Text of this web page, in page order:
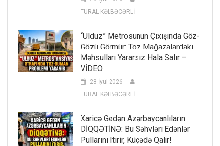
TURAL KƏLBƏCƏRLİ
“Ulduz” Metrosunun Çıxışında Göz-
Gözü Görmür: Toz Mağazalardakı
Məhsulları Yararsız Hala Salır –
VİDEO
28 İyul 2026
TURAL KƏLBƏCƏRLİ
Xaricə Gedən Azərbaycanlıların
DİQQƏTİNƏ: Bu Səhvləri Edənlər
Pullarını Itirir, Küçədə Qalır!